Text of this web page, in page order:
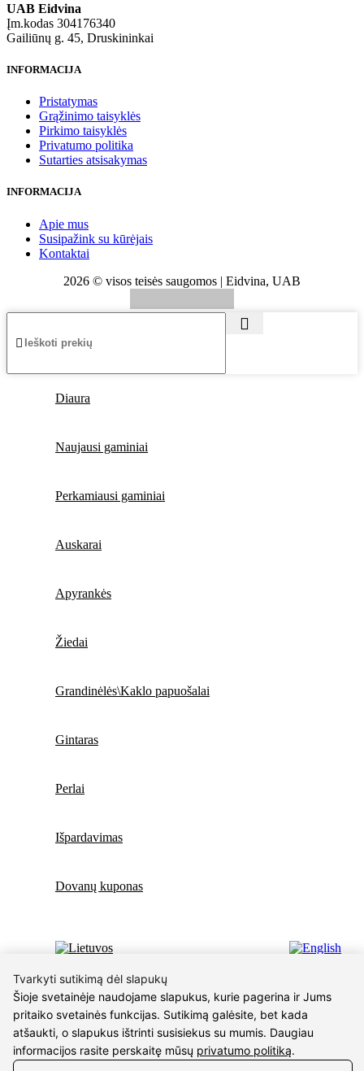
UAB Eidvina
Įm.kodas 304176340
Gailiūnų g. 45, Druskininkai
INFORMACIJA
Pristatymas
Grąžinimo taisyklės
Pirkimo taisyklės
Privatumo politika
Sutarties atsisakymas
INFORMACIJA
Apie mus
Susipažink su kūrėjais
Kontaktai
2026 © visos teisės saugomos | Eidvina, UAB
Diaura
Naujausi gaminiai
Perkamiausi gaminiai
Auskarai
Apyrankės
Žiedai
Grandinėlės\Kaklo papuošalai
Gintaras
Perlai
Išpardavimas
Dovanų kuponas
Norų sąrašas
Krepšelis
Uždaryti
Tvarkyti sutikimą dėl slapukų
Šioje svetainėje naudojame slapukus, kurie pagerina ir Jums
pritaiko svetainės funkcijas. Sutikimą galėsite, bet kada
atšaukti, o slapukus ištrinti susisiekus su mumis. Daugiau
informacijos rasite perskaitę mūsų privatumo politiką.